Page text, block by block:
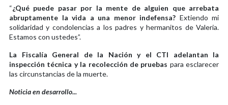
“¿Qué puede pasar por la mente de alguien que arrebata
abruptamente la vida a una menor indefensa? Extiendo mi
solidaridad y condolencias a los padres y hermanitos de Valeria.
Estamos con ustedes”.
La Fiscalía General de la Nación y el CTI adelantan la
inspección técnica y la recolección de pruebas para esclarecer
las circunstancias de la muerte.
Noticia en desarrollo...